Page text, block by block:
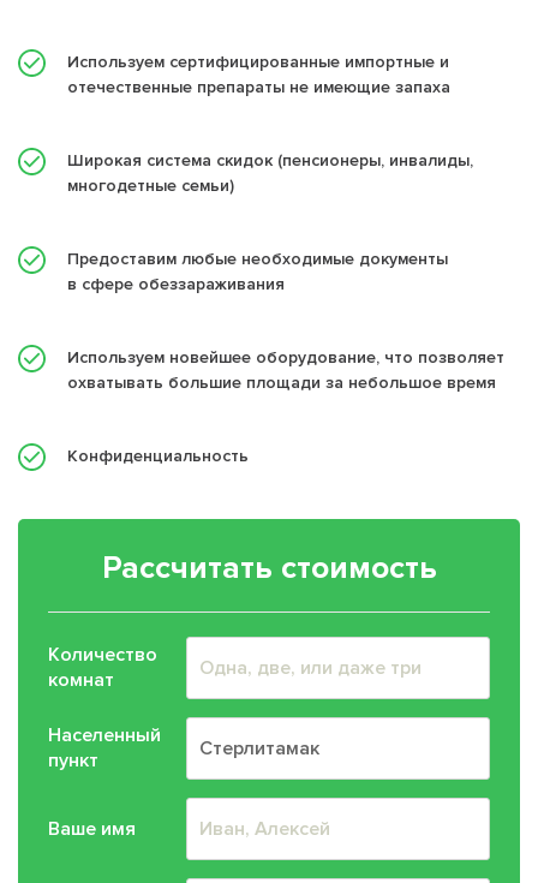
Используем сертифицированные импортные и
отечественные препараты не имеющие запаха
Широкая система скидок (пенсионеры, инвалиды,
многодетные семьи)
Предоставим любые необходимые документы
в сфере обеззараживания
Используем новейшее оборудование, что позволяет
охватывать большие площади за небольшое время
Конфиденциальность
Рассчитать стоимость
Количество
комнат
Населенный
пункт
Ваше имя